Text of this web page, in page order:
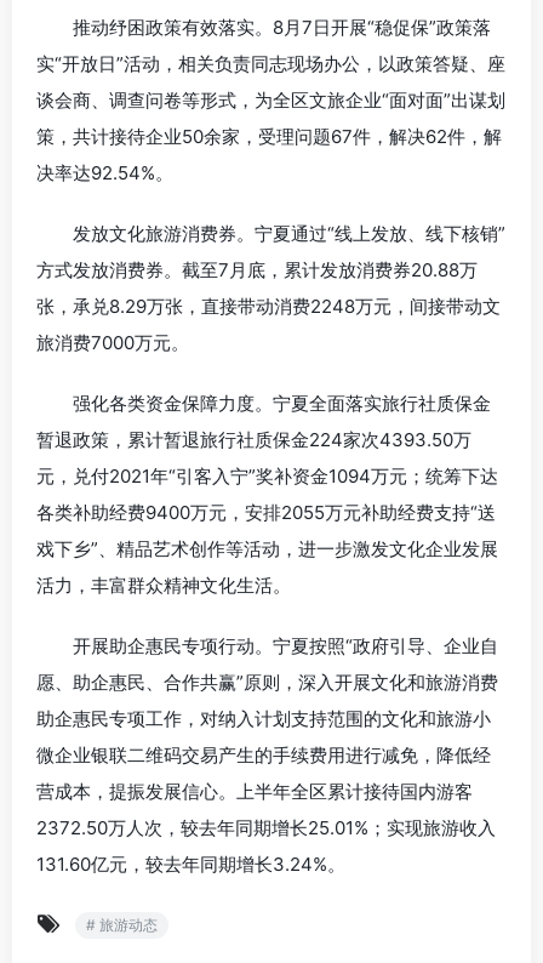
推动纾困政策有效落实。8月7日开展“稳促保”政策落
实“开放日”活动，相关负责同志现场办公，以政策答疑、座
谈会商、调查问卷等形式，为全区文旅企业“面对面”出谋划
策，共计接待企业50余家，受理问题67件，解决62件，解
决率达92.54%。
发放文化旅游消费券。宁夏通过“线上发放、线下核销”
方式发放消费券。截至7月底，累计发放消费券20.88万
张，承兑8.29万张，直接带动消费2248万元，间接带动文
旅消费7000万元。
强化各类资金保障力度。宁夏全面落实旅行社质保金
暂退政策，累计暂退旅行社质保金224家次4393.50万
元，兑付2021年“引客入宁”奖补资金1094万元；统筹下达
各类补助经费9400万元，安排2055万元补助经费支持“送
戏下乡”、精品艺术创作等活动，进一步激发文化企业发展
活力，丰富群众精神文化生活。
开展助企惠民专项行动。宁夏按照“政府引导、企业自
愿、助企惠民、合作共赢”原则，深入开展文化和旅游消费
助企惠民专项工作，对纳入计划支持范围的文化和旅游小
微企业银联二维码交易产生的手续费用进行减免，降低经
营成本，提振发展信心。上半年全区累计接待国内游客
2372.50万人次，较去年同期增长25.01%；实现旅游收入
131.60亿元，较去年同期增长3.24%。
# 旅游动态